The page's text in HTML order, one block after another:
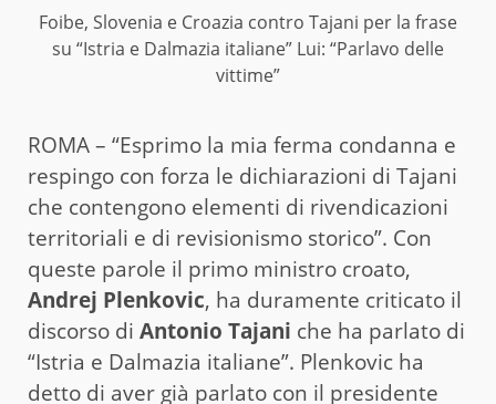
Foibe, Slovenia e Croazia contro Tajani per la frase
su “Istria e Dalmazia italiane” Lui: “Parlavo delle
vittime”
ROMA – “Esprimo la mia ferma condanna e
respingo con forza le dichiarazioni di Tajani
che contengono elementi di rivendicazioni
territoriali e di revisionismo storico”. Con
queste parole il primo ministro croato,
Andrej Plenkovic, ha duramente criticato il
discorso di Antonio Tajani che ha parlato di
“Istria e Dalmazia italiane”. Plenkovic ha
detto di aver già parlato con il presidente